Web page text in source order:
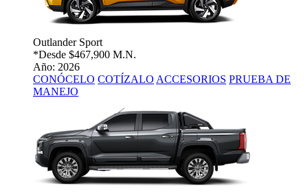
Outlander Sport
*Desde $467,900 M.N.
Año: 2026
CONÓCELO COTÍZALO ACCESORIOS PRUEBA DE
MANEJO